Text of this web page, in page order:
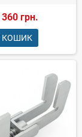
грн.
КОШИК